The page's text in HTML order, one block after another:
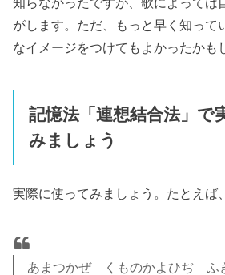
がします。ただ、もっと早く知って
なイメージをつけてもよかったかも
記憶法「連想結合法」で
みましょう
実際に使ってみましょう。たとえば
あまつかぜ くものかよひぢ ふ